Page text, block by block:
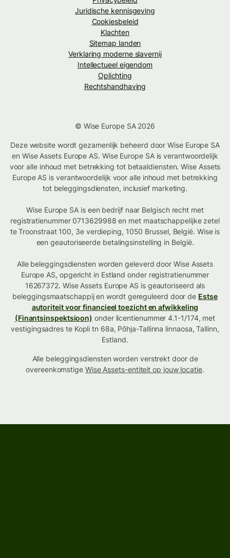
Juridische kennisgeving
Cookiesbeleid
Klachten
Sitemap landen
Verklaring moderne slavernij
Intellectueel eigendom
Oplichting
Rechtshandhaving
© Wise Europe SA 2026
Deze website wordt gezamenlijk beheerd door Wise Europe SA
en Wise Assets Europe AS. Wise Europe SA is verantwoordelijk
voor alle inhoud met betrekking tot betaaldiensten. Wise Assets
Europe AS is verantwoordelijk voor alle inhoud met betrekking
tot beleggingsdiensten, inclusief marketing.
Wise Europe SA is een bedrijf naar Belgisch recht met
registratienummer 0713629988 en met maatschappelijke zetel
te Troonstraat 100, 3e verdieping, 1050 Brussel, België. Wise is
een geautoriseerde betalingsinstelling in België.
Alle beleggingsdiensten worden geleverd door Wise Assets
Europe AS, opgericht in Estland onder registratienummer
16267372. Wise Assets Europe AS is geautoriseerd als
beleggingsmaatschappij en wordt gereguleerd door de Estse
autoriteit voor financieel toezicht en afwikkeling
(Finantsinspektsioon) onder licentienummer 4.1-1/174, met
vestigingsadres te Kopli tn 68a, Põhja-Tallinna linnaosa, Tallinn,
Estland.
Alle beleggingsdiensten worden verstrekt door de
overeenkomstige Wise Assets-entiteit op jouw locatie.